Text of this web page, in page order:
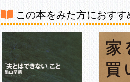
貧乏なあなたが結婚する方法
まずは300万円なければ結婚は遠い
実際は総額700万円もかかる
セックス1回、いくらと計算するべきか
「できちゃった」じゃ済まされない
ひとりにつき30万円もらえます
会社員ならさらにお得
この本をみた方におすす